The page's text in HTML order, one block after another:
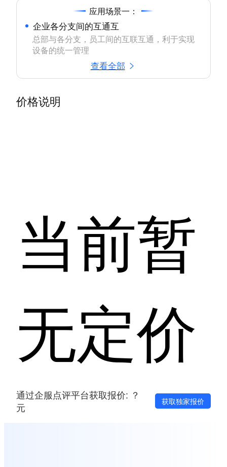
应用场景一：
企业各分支间的互通互
总部与各分支，员工间的互联互通，利于实现
设备的统一管理
查看全部
价格说明
当前暂
无定价
通过企服点评平台获取报价: ？
元
获取独家报价